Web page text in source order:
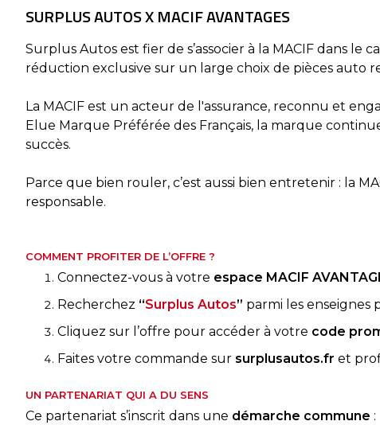
SURPLUS AUTOS X MACIF AVANTAGES
Surplus Autos est fier de s’associer à la MACIF dans
réduction exclusive sur un large choix de pièces auto
La MACIF est un acteur de l'assurance, reconnu et
Elue Marque Préférée des Français, la marque
succès.
Parce que bien rouler, c’est aussi bien entretenir : la
responsable.
COMMENT PROFITER DE L’OFFRE ?
Connectez-vous à votre espace MACIF
Recherchez “Surplus Autos” parmi les enseignes
Cliquez sur l’offre pour accéder à votre code
Faites votre commande sur surplusautos.fr et
UN PARTENARIAT QUI A DU SENS
Ce partenariat s’inscrit dans une démarche commune :